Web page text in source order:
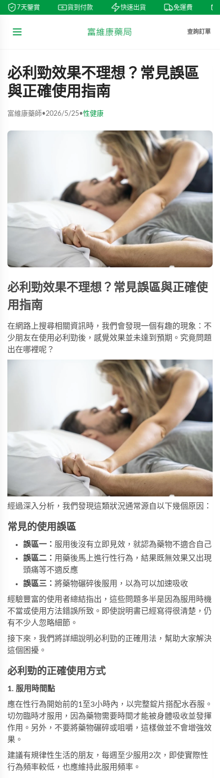
7天鑒賞 貨到付款 快速出貨 免運費
查詢訂單
必利勁效果不理想？常見誤區
與正確使用指南
富維康藥師•2026/5/25•性健康
必利勁效果不理想？常見誤區與正確使
用指南
在網路上搜尋相關資訊時，我們會發現一個有趣的現象：不
少朋友在使用必利勁後，感覺效果並未達到預期。究竟問題
出在哪裡呢？
經過深入分析，我們發現這類狀況通常源自以下幾個原因：
常見的使用誤區
誤區一： 服用後沒有立即見效，就認為藥物不適合自己
誤區二： 用藥後馬上進行性行為，結果既無效果又出現
頭痛等不適反應
誤區三： 將藥物碾碎後服用，以為可以加速吸收
經驗豐富的使用者總結指出，這些問題多半是因為服用時機
不當或使用方法錯誤所致。即使說明書已經寫得很清楚，仍
有不少人忽略細節。
接下來，我們將詳細說明必利勁的正確用法，幫助大家解決
這個困擾。
必利勁的正確使用方式
1. 服用時間點
應在性行為開始前的1至3小時內，以完整錠片搭配水吞服。
切勿臨時才服用，因為藥物需要時間才能被身體吸收並發揮
作用。另外，不要將藥物碾碎或咀嚼，這樣做並不會增強效
果。
建議有規律性生活的朋友，每週至少服用2次，即使實際性
行為頻率較低，也應維持此服用頻率。